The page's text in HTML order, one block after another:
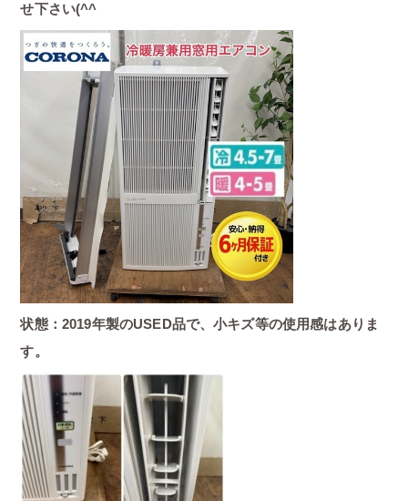
せ下さい(^^
状態：2019年製のUSED品で、小キズ等の使用感はありま
す。